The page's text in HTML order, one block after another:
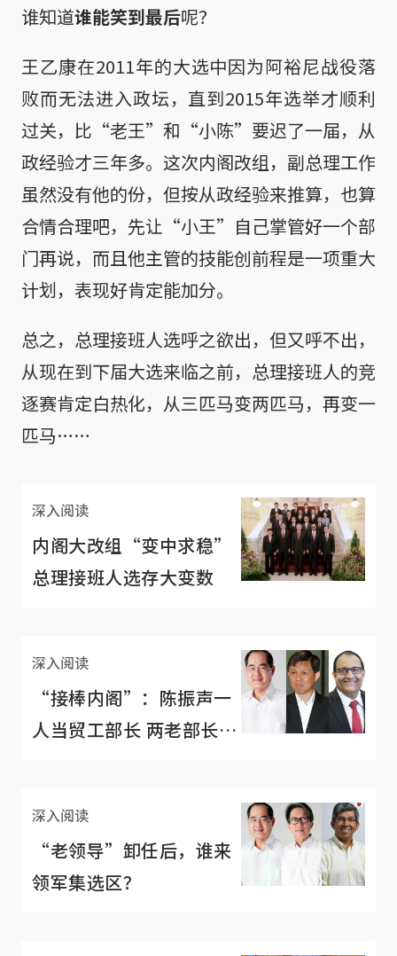
谁知道谁能笑到最后呢？
王乙康在2011年的大选中因为阿裕尼战役落
败而无法进入政坛，直到2015年选举才顺利
过关，比“老王”和“小陈”要迟了一届，从
政经验才三年多。这次内阁改组，副总理工作
虽然没有他的份，但按从政经验来推算，也算
合情合理吧，先让“小王”自己掌管好一个部
门再说，而且他主管的技能创前程是一项重大
计划，表现好肯定能加分。
总之，总理接班人选呼之欲出，但又呼不出，
从现在到下届大选来临之前，总理接班人的竞
逐赛肯定白热化，从三匹马变两匹马，再变一
匹马……
深入阅读
内阁大改组“变中求稳”
总理接班人选存大变数
深入阅读
“接棒内阁”：陈振声一
人当贸工部长 两老部长辅
深入阅读
“老领导”卸任后，谁来
领军集选区？